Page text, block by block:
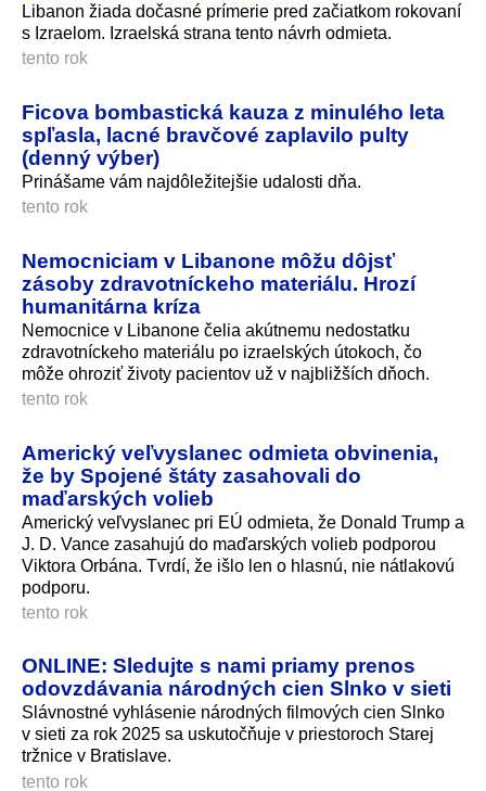
Libanon žiada dočasné prímerie pred začiatkom rokovaní
s Izraelom. Izraelská strana tento návrh odmieta.
tento rok
Ficova bombastická kauza z minulého leta
spľasla, lacné bravčové zaplavilo pulty
(denný výber)
Prinášame vám najdôležitejšie udalosti dňa.
tento rok
Nemocniciam v Libanone môžu dôjsť
zásoby zdravotníckeho materiálu. Hrozí
humanitárna kríza
Nemocnice v Libanone čelia akútnemu nedostatku
zdravotníckeho materiálu po izraelských útokoch, čo
môže ohroziť životy pacientov už v najbližších dňoch.
tento rok
Americký veľvyslanec odmieta obvinenia,
že by Spojené štáty zasahovali do
maďarských volieb
Americký veľvyslanec pri EÚ odmieta, že Donald Trump a
J. D. Vance zasahujú do maďarských volieb podporou
Viktora Orbána. Tvrdí, že išlo len o hlasnú, nie nátlakovú
podporu.
tento rok
ONLINE: Sledujte s nami priamy prenos
odovzdávania národných cien Slnko v sieti
Slávnostné vyhlásenie národných filmových cien Slnko
v sieti za rok 2025 sa uskutočňuje v priestoroch Starej
tržnice v Bratislave.
tento rok